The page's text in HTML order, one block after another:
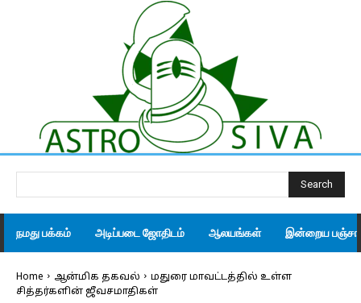
Search
நமது பக்கம் அடிப்படை ஜோதிடம் ஆலயங்கள் இன்றைய
Home ஆன்மிக தகவல்
மதுரை மாவட்டத்தில் உள்ள
சித்தர்களின் ஜீவசமாதிகள்